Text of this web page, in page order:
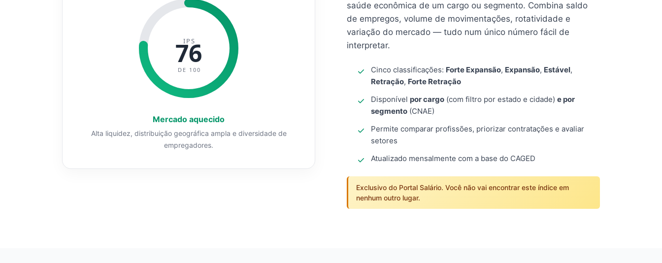
saúde econômica de um cargo ou segmento. Combina saldo
de empregos, volume de movimentações, rotatividade e
variação do mercado — tudo num único número fácil de
interpretar.
Cinco classificações: Forte Expansão, Expansão, Estável,
Retração, Forte Retração
Disponível por cargo (com filtro por estado e cidade) e por
segmento (CNAE)
Permite comparar profissões, priorizar contratações e avaliar
setores
Atualizado mensalmente com a base do CAGED
Exclusivo do Portal Salário. Você não vai encontrar este índice em
nenhum outro lugar.
IPS
76
DE 100
Mercado aquecido
Alta liquidez, distribuição geográfica ampla e diversidade de
empregadores.